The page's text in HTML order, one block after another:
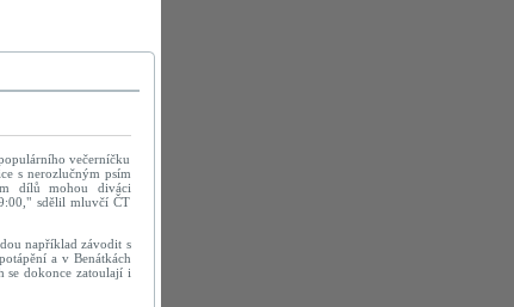
večerníčku
s nerozlučným psím
dílů mohou diváci
sdělil mluvčí ČT
například závodit s
a v Benátkách
se dokonce zatoulají i